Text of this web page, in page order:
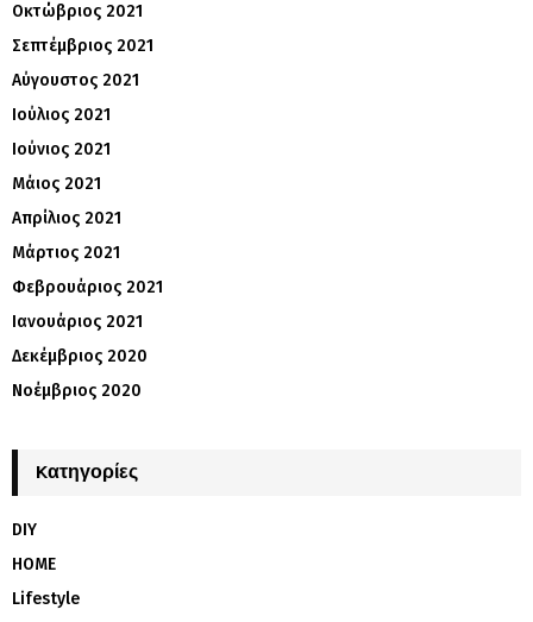
Οκτώβριος 2021
Σεπτέμβριος 2021
Αύγουστος 2021
Ιούλιος 2021
Ιούνιος 2021
Μάιος 2021
Απρίλιος 2021
Μάρτιος 2021
Φεβρουάριος 2021
Ιανουάριος 2021
Δεκέμβριος 2020
Νοέμβριος 2020
Kατηγορίες
DIY
HOME
Lifestyle